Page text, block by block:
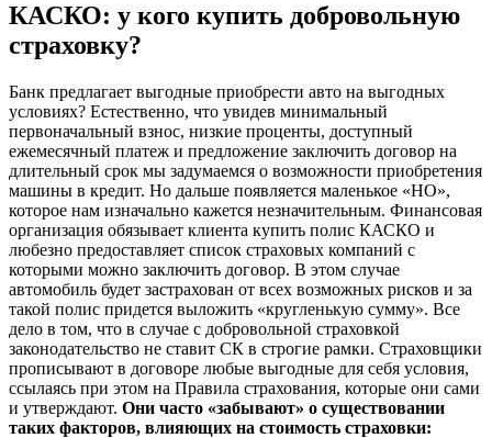
КАСКО: у кого купить добровольную
страховку?
Банк предлагает выгодные приобрести авто на выгодных
условиях? Естественно, что увидев минимальный
первоначальный взнос, низкие проценты, доступный
ежемесячный платеж и предложение заключить договор на
длительный срок мы задумаемся о возможности приобретения
машины в кредит. Но дальше появляется маленькое «НО»,
которое нам изначально кажется незначительным. Финансовая
организация обязывает клиента купить полис КАСКО и
любезно предоставляет список страховых компаний с
которыми можно заключить договор. В этом случае
автомобиль будет застрахован от всех возможных рисков и за
такой полис придется выложить «кругленькую сумму». Все
дело в том, что в случае с добровольной страховкой
законодательство не ставит СК в строгие рамки. Страховщики
прописывают в договоре любые выгодные для себя условия,
ссылаясь при этом на Правила страхования, которые они сами
и утверждают. Они часто «забывают» о существовании
таких факторов, влияющих на стоимость страховки: